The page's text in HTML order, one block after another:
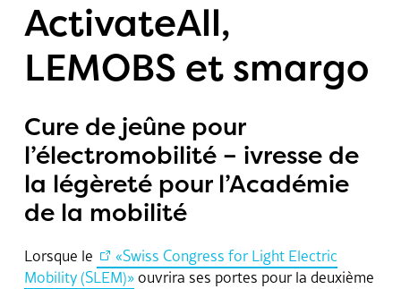
News
Social Media
Wall
Portrait
Contact
ActivateAll,
LEMOBS et smargo
Cure de jeûne pour
l’électromobilité – ivresse de
la légèreté pour l’Académie
de la mobilité
Lorsque le
«Swiss Congress for Light Electric
Mobility (SLEM)» ouvrira ses portes pour la deuxième